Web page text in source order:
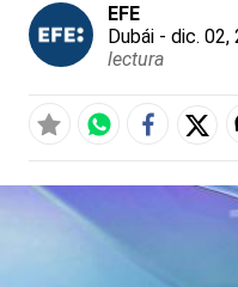
EFE
Dubái - dic. 02,
lectura